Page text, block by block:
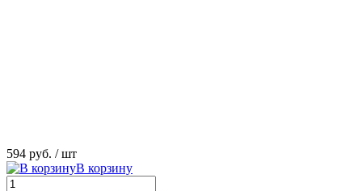
594 руб. / шт
В корзину